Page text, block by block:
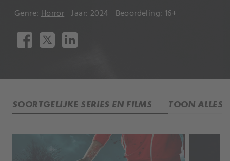
Genre: Horror Jaar: 2024 Beoordeling: 16+
SOORTGELIJKE SERIES EN FILMS TOON ALLES